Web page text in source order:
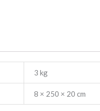
3 kg
8 × 250 × 20 cm